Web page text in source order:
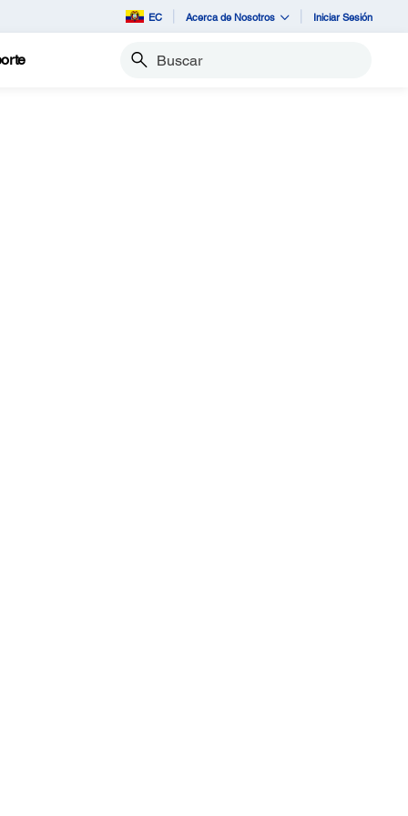
EC Acerca de Nosotros Iniciar Sesión
Buscar